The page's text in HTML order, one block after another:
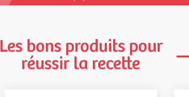
Les bons produits pour
réussir la recette